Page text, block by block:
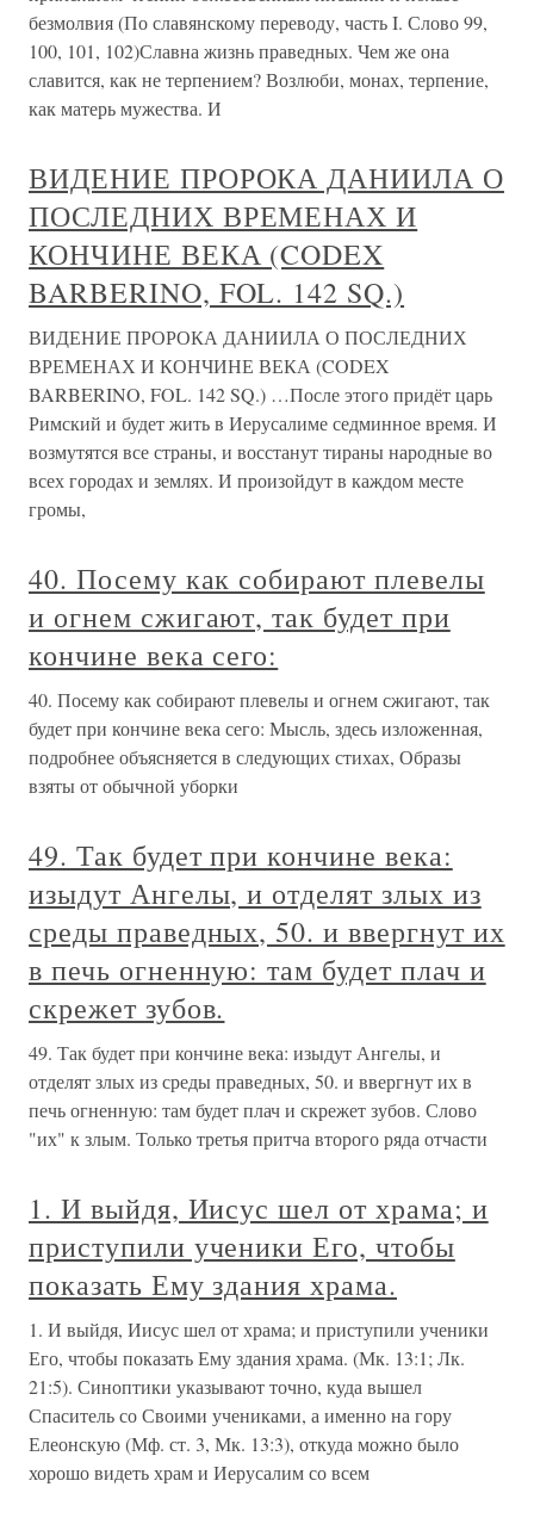
безмолвия (По славянскому переводу, часть I. Слово 99,
100, 101, 102)Славна жизнь праведных. Чем же она
славится, как не терпением? Возлюби, монах, терпение,
как матерь мужества. И
ВИДЕНИЕ ПРОРОКА ДАНИИЛА О
ПОСЛЕДНИХ ВРЕМЕНАХ И
КОНЧИНЕ ВЕКА (CODEX
BARBERINO, FOL. 142 SQ.)
ВИДЕНИЕ ПРОРОКА ДАНИИЛА О ПОСЛЕДНИХ
ВРЕМЕНАХ И КОНЧИНЕ ВЕКА (CODEX
BARBERINO, FOL. 142 SQ.) …После этого придёт царь
Римский и будет жить в Иерусалиме седминное время. И
возмутятся все страны, и восстанут тираны народные во
всех городах и землях. И произойдут в каждом месте
громы,
40. Посему как собирают плевелы
и огнем сжигают, так будет при
кончине века сего:
40. Посему как собирают плевелы и огнем сжигают, так
будет при кончине века сего: Мысль, здесь изложенная,
подробнее объясняется в следующих стихах, Образы
взяты от обычной уборки
49. Так будет при кончине века:
изыдут Ангелы, и отделят злых из
среды праведных, 50. и ввергнут их
в печь огненную: там будет плач и
скрежет зубов.
49. Так будет при кончине века: изыдут Ангелы, и
отделят злых из среды праведных, 50. и ввергнут их в
печь огненную: там будет плач и скрежет зубов. Слово
"их" к злым. Только третья притча второго ряда отчасти
1. И выйдя, Иисус шел от храма; и
приступили ученики Его, чтобы
показать Ему здания храма.
1. И выйдя, Иисус шел от храма; и приступили ученики
Его, чтобы показать Ему здания храма. (Мк. 13:1; Лк.
21:5). Синоптики указывают точно, куда вышел
Спаситель со Своими учениками, а именно на гору
Елеонскую (Мф. ст. 3, Мк. 13:3), откуда можно было
хорошо видеть храм и Иерусалим со всем